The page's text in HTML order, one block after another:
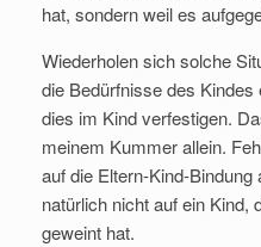
hat, sondern weil es
Wiederholen sich solche
die Bedürfnisse des
dies im Kind verfestigen.
meinem Kummer allein.
auf die Eltern-Kind-
natürlich nicht auf ein Kind,
geweint hat.